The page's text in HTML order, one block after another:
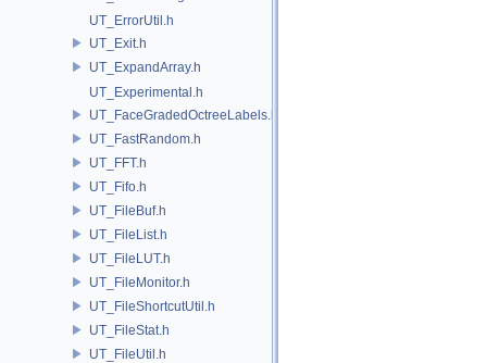
UT_ErrorUtil.h
UT_Exit.h
UT_ExpandArray.h
UT_Experimental.h
UT_FaceGradedOctreeLabels.h
UT_FastRandom.h
UT_FFT.h
UT_Fifo.h
UT_FileBuf.h
UT_FileList.h
UT_FileLUT.h
UT_FileMonitor.h
UT_FileShortcutUtil.h
UT_FileStat.h
UT_FileUtil.h